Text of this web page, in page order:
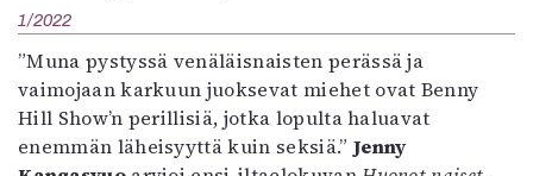
1/2022
”Muna pystyssä venäläisnaisten perässä ja
vaimojaan karkuun juoksevat miehet ovat Benny
Hill Show’n perillisiä, jotka lopulta haluavat
enemmän läheisyyttä kuin seksiä.” Jenny